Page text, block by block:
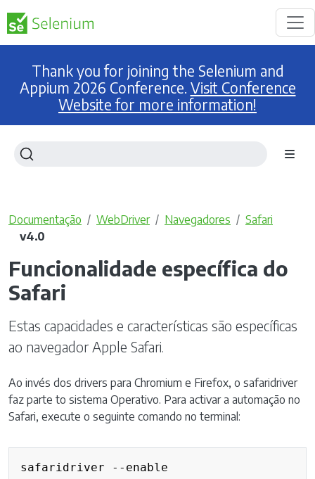
Thank you for joining the Selenium and
Appium 2026 Conference. Visit Conference
Website for more information!
Documentação WebDriver Navegadores
Safari
v4.0
Funcionalidade específica do
Safari
Estas capacidades e características são específicas
ao navegador Apple Safari.
Ao invés dos drivers para Chromium e Firefox, o safaridriver
faz parte to sistema Operativo. Para activar a automação no
Safari, execute o seguinte comando no terminal: